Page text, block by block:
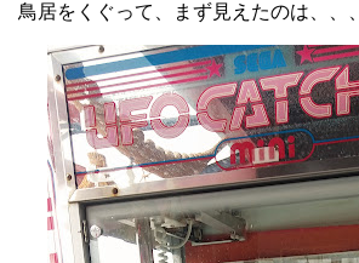
鳥居をくぐって、まず見えたのは、、、